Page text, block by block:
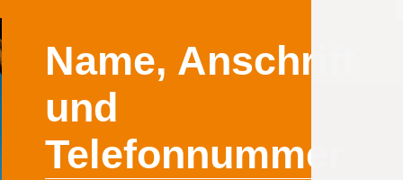
Name, Anschrift
und
Telefonnummer